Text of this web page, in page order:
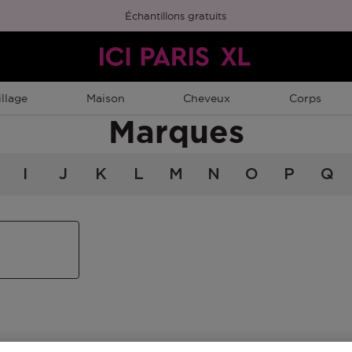
Échantillons gratuits
Maison Cheveux Corps
Marques
J K L M N O P Q